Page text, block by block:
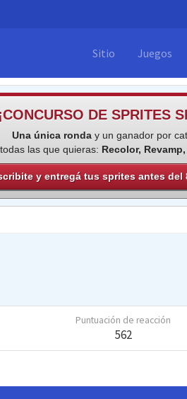
Sitio Juegos
¡CONCURSO DE SPRITES
Una única ronday un ganador por
las que quieras: Recolor,
y entregá tus sprites antes del
Puntuación de reacción
562